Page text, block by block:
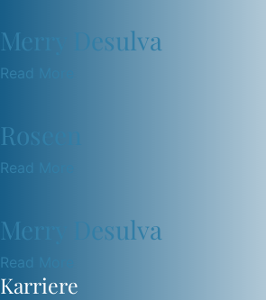
Merry Desulva
Read More
Roseen
Read More
Merry Desulva
Read More
Karriere